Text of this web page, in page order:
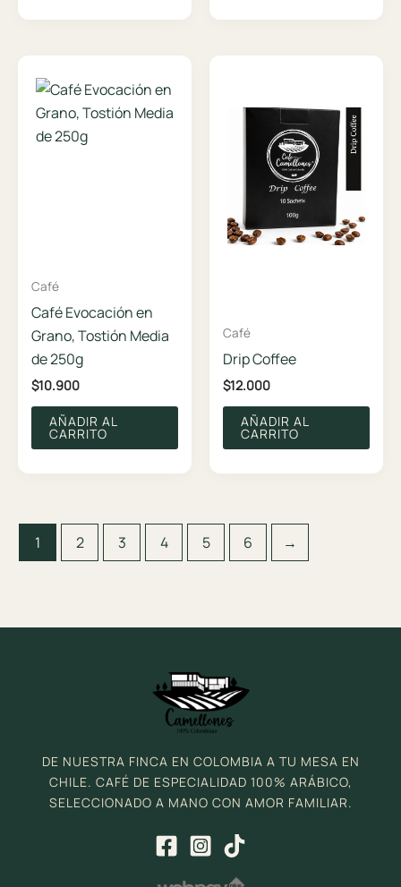
Café
Café Evocación en
Grano, Tostión Media
de 250g
$10.900
AÑADIR AL
CARRITO
Café
Drip Coffee
$12.000
AÑADIR AL
CARRITO
1 2 3 4 5 6 →
DE NUESTRA FINCA EN COLOMBIA A TU MESA EN
CHILE. CAFÉ DE ESPECIALIDAD 100% ARÁBICO,
SELECCIONADO A MANO CON AMOR FAMILIAR.